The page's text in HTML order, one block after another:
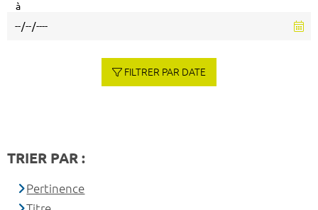
à
FILTRER PAR DATE
TRIER PAR :
Pertinence